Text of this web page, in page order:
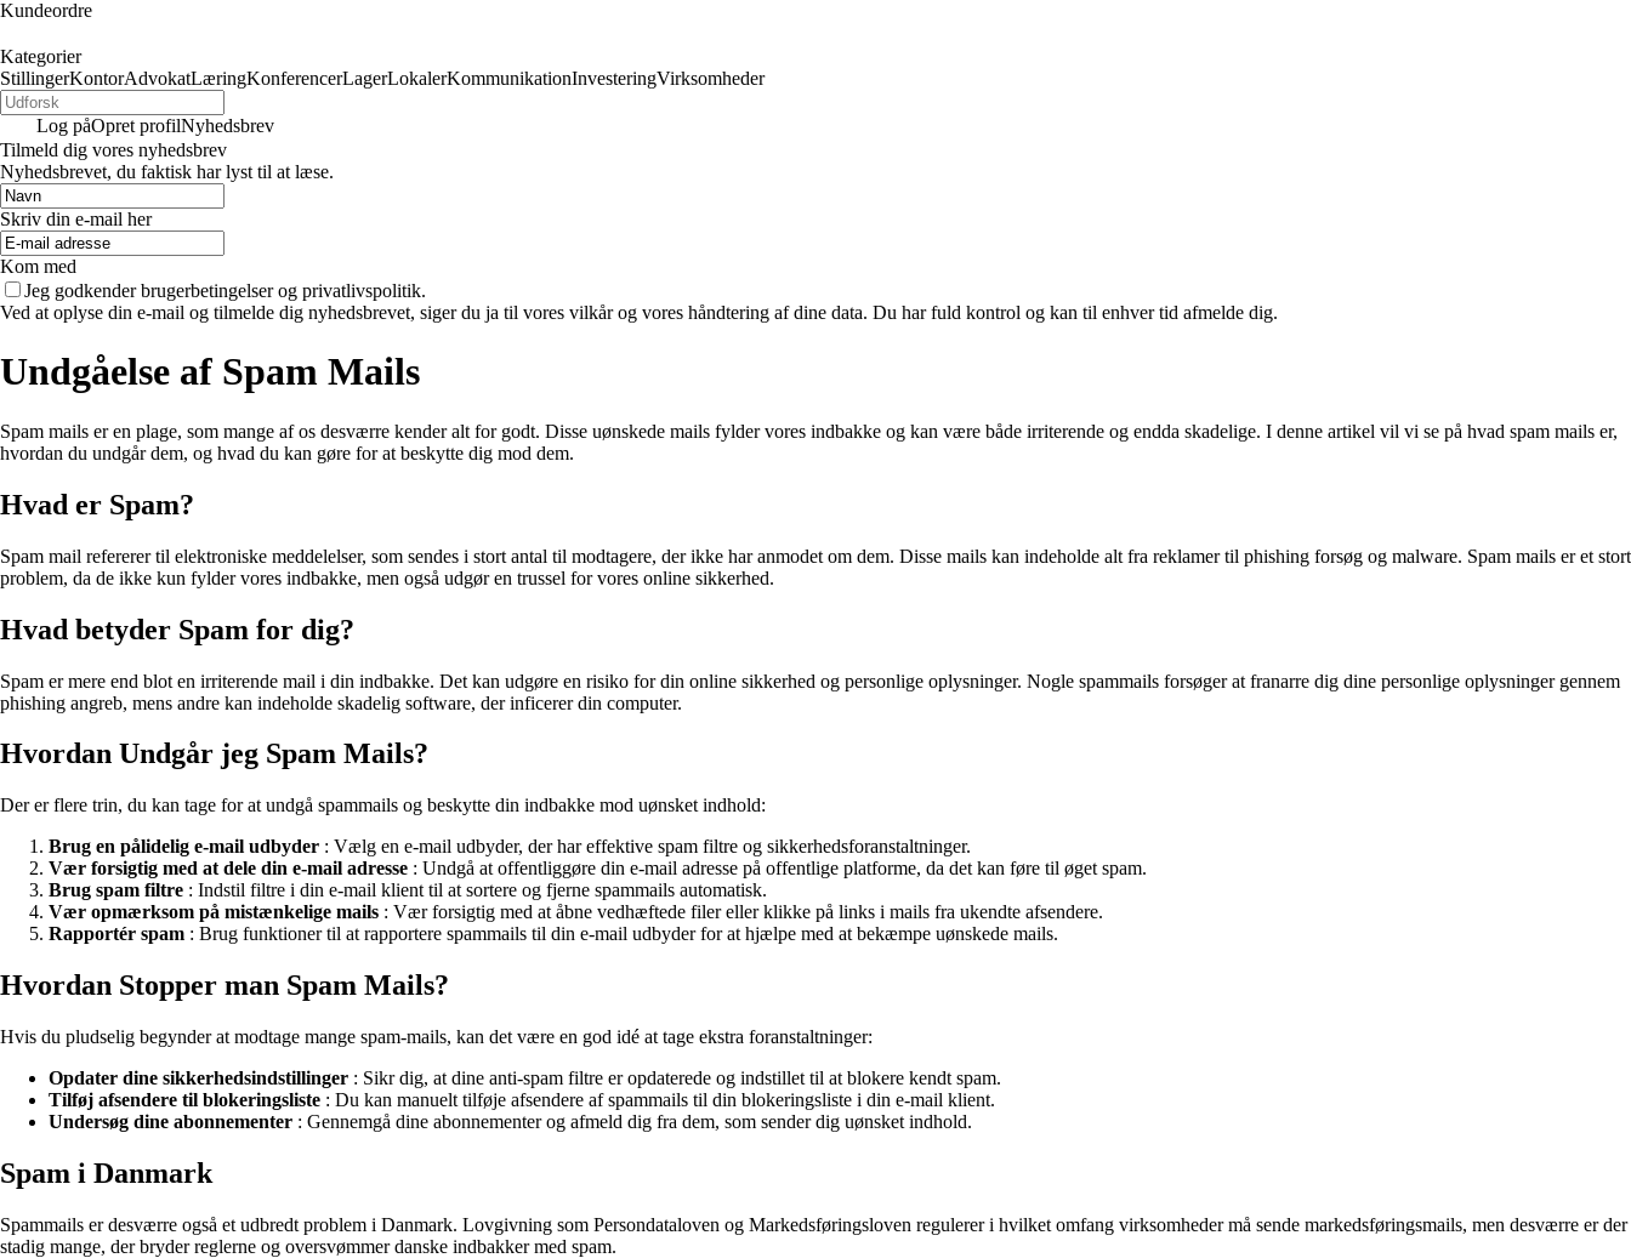
Kundeordre
Kategorier
StillingerKontorAdvokatLæringKonferencerLagerLokalerKommunikationInvesteringVirksomheder
Log påOpret profilNyhedsbrev
Tilmeld dig vores nyhedsbrev
Nyhedsbrevet, du faktisk har lyst til at læse.
Skriv din e-mail her
Kom med
Jeg godkender brugerbetingelser og privatlivspolitik.
Ved at oplyse din e-mail og tilmelde dig nyhedsbrevet, siger du ja til vores vilkår og vores håndtering af dine data. Du har fuld kontrol og kan til enhver tid afmelde dig.
Undgåelse af Spam Mails
Spam mails er en plage, som mange af os desværre kender alt for godt. Disse uønskede mails fylder vores indbakke og kan være både irriterende og endda skadelige. I denne artikel vil vi se på hvad spam mails er,
hvordan du undgår dem, og hvad du kan gøre for at beskytte dig mod dem.
Hvad er Spam?
Spam mail refererer til elektroniske meddelelser, som sendes i stort antal til modtagere, der ikke har anmodet om dem. Disse mails kan indeholde alt fra reklamer til phishing forsøg og malware. Spam mails er et stort
problem, da de ikke kun fylder vores indbakke, men også udgør en trussel for vores online sikkerhed.
Hvad betyder Spam for dig?
Spam er mere end blot en irriterende mail i din indbakke. Det kan udgøre en risiko for din online sikkerhed og personlige oplysninger. Nogle spammails forsøger at franarre dig dine personlige oplysninger gennem
phishing angreb, mens andre kan indeholde skadelig software, der inficerer din computer.
Hvordan Undgår jeg Spam Mails?
Der er flere trin, du kan tage for at undgå spammails og beskytte din indbakke mod uønsket indhold:
Brug en pålidelig e-mail udbyder : Vælg en e-mail udbyder, der har effektive spam filtre og sikkerhedsforanstaltninger.
Vær forsigtig med at dele din e-mail adresse : Undgå at offentliggøre din e-mail adresse på offentlige platforme, da det kan føre til øget spam.
Brug spam filtre : Indstil filtre i din e-mail klient til at sortere og fjerne spammails automatisk.
Vær opmærksom på mistænkelige mails : Vær forsigtig med at åbne vedhæftede filer eller klikke på links i mails fra ukendte afsendere.
Rapportér spam : Brug funktioner til at rapportere spammails til din e-mail udbyder for at hjælpe med at bekæmpe uønskede mails.
Hvordan Stopper man Spam Mails?
Hvis du pludselig begynder at modtage mange spam-mails, kan det være en god idé at tage ekstra foranstaltninger:
Opdater dine sikkerhedsindstillinger : Sikr dig, at dine anti-spam filtre er opdaterede og indstillet til at blokere kendt spam.
Tilføj afsendere til blokeringsliste : Du kan manuelt tilføje afsendere af spammails til din blokeringsliste i din e-mail klient.
Undersøg dine abonnementer : Gennemgå dine abonnementer og afmeld dig fra dem, som sender dig uønsket indhold.
Spam i Danmark
Spammails er desværre også et udbredt problem i Danmark. Lovgivning som Persondataloven og Markedsføringsloven regulerer i hvilket omfang virksomheder må sende markedsføringsmails, men desværre er der
stadig mange, der bryder reglerne og oversvømmer danske indbakker med spam.